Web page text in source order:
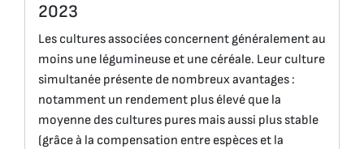
2023
Les cultures associées concernent généralement au
moins une légumineuse et une céréale. Leur culture
simultanée présente de nombreux avantages :
notamment un rendement plus élevé que la
moyenne des cultures pures mais aussi plus stable
(grâce à la compensation entre espèces et la